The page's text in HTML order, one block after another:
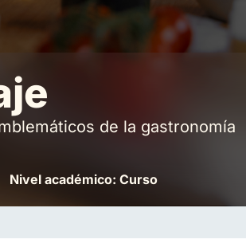
de la gastronomía
Nivel académico: Curso